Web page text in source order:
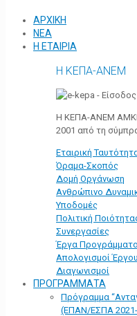
ΑΡΧΙΚΗ
ΝΕΑ
Η ΕΤΑΙΡΙΑ
Η ΚΕΠΑ-ΑΝΕΜ
Η ΚΕΠΑ-ΑΝΕΜ ΑΜΚΕ
2001 από τη
Εταιρική
Όραμα-Σκοπός
Δομή Οργάνωση
Ανθρώπινο
Υποδομές
Πολιτική
Συνεργασίες
Έργα Προγράμματα
Απολογισμοί Έργου
Διαγωνισμοί
ΠΡΟΓΡΑΜΜΑΤΑ
Πρόγραμμα
(ΕΠΑΝ/ΕΣΠΑ